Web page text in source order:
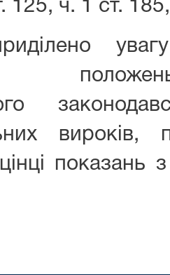
125, ч. 1 ст.
вироків,
показань